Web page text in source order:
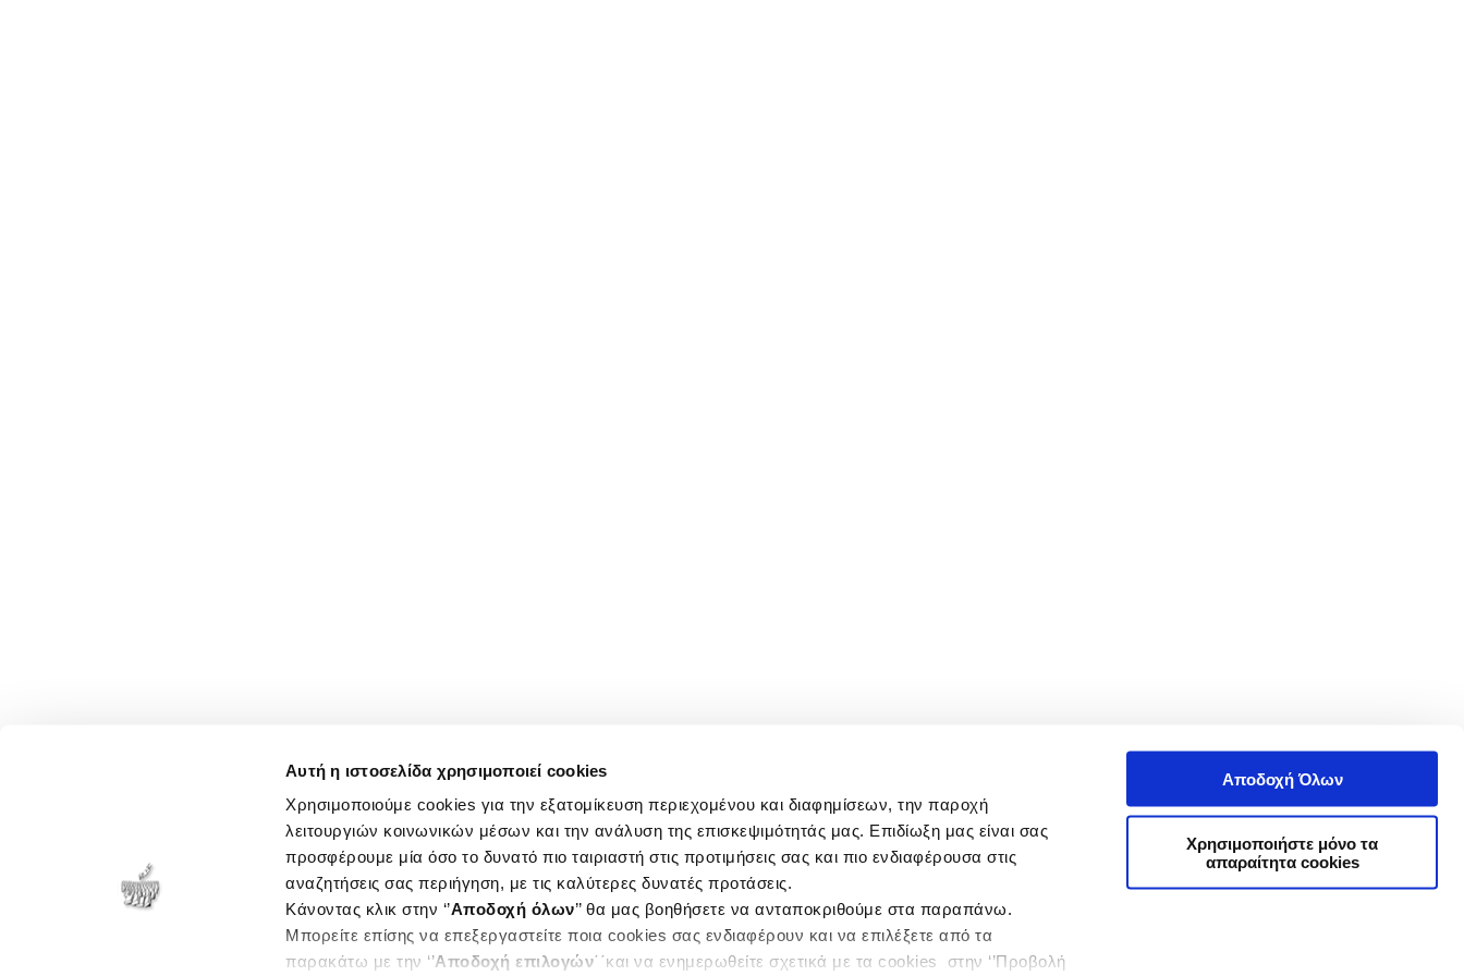
Αυτή η ιστοσελίδα χρησιμοποιεί cookies
Χρησιμοποιούμε cookies για την εξατομίκευση περιεχομένου και διαφημίσεων, την παροχή
λειτουργιών κοινωνικών μέσων και την ανάλυση της επισκεψιμότητάς μας. Επιδίωξη μας είναι σας
προσφέρουμε μία όσο το δυνατό πιο ταιριαστή στις προτιμήσεις σας και πιο ενδιαφέρουσα στις
αναζητήσεις σας περιήγηση, με τις καλύτερες δυνατές προτάσεις.
Κάνοντας κλικ στην ‘’Αποδοχή όλων’’ θα μας βοηθήσετε να ανταποκριθούμε στα παραπάνω.
Μπορείτε επίσης να επεξεργαστείτε ποια cookies σας ενδιαφέρουν και να επιλέξετε από τα
παρακάτω με την ‘’Αποδοχή επιλογών΄΄και να ενημερωθείτε σχετικά με τα cookies στην ‘’Προβολή
Αποδοχή Όλων
Χρησιμοποιήστε μόνο τα
απαραίτητα cookies